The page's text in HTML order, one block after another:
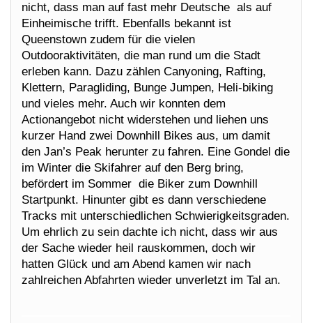
nicht, dass man auf fast mehr Deutsche als auf
Einheimische trifft. Ebenfalls bekannt ist
Queenstown zudem für die vielen
Outdooraktivitäten, die man rund um die Stadt
erleben kann. Dazu zählen Canyoning, Rafting,
Klettern, Paragliding, Bunge Jumpen, Heli-biking
und vieles mehr. Auch wir konnten dem
Actionangebot nicht widerstehen und liehen uns
kurzer Hand zwei Downhill Bikes aus, um damit
den Jan’s Peak herunter zu fahren. Eine Gondel die
im Winter die Skifahrer auf den Berg bring,
befördert im Sommer die Biker zum Downhill
Startpunkt. Hinunter gibt es dann verschiedene
Tracks mit unterschiedlichen Schwierigkeitsgraden.
Um ehrlich zu sein dachte ich nicht, dass wir aus
der Sache wieder heil rauskommen, doch wir
hatten Glück und am Abend kamen wir nach
zahlreichen Abfahrten wieder unverletzt im Tal an.